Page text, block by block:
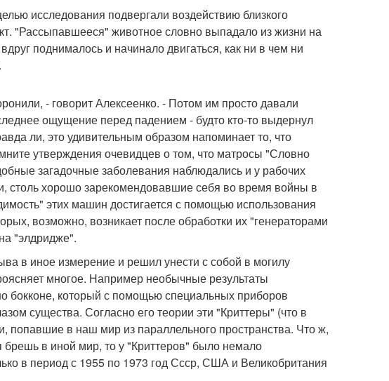
исследования подвергали воздействию близкого
"Рассыпавшееся" животное словно выпадало из жизни на
поднималось и начинало двигаться, как ни в чем ни
- говорит Алексеенко. - Потом им просто давали
ощущение перед падением - будто кто-то выдернул
ли, это удивительным образом напоминает то, что
утверждения очевидцев о том, что матросы "Словно
загадочные заболевания наблюдались и у рабочих
хорошо зарекомендовавшие себя во время войны в
этих машин достигается с помощью использования
возможно, возникает после обработки их "генераторами
"элдридже".
в иное измерение и решил унести с собой в могилу
многое. Например необычные результаты
бокконе, который с помощью специальных приборов
существа. Согласно его теории эти "Криттеры" (что в
в наш мир из параллельного пространства. Что ж,
брешь в иной мир, то у "Криттеров" было немало
в период с 1955 по 1973 год Ссср, США и Великобритания